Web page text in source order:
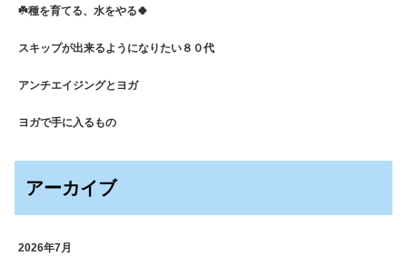
☘️種を育てる、水をやる🍀
スキップが出来るようになりたい８０代
アンチエイジングとヨガ
ヨガで手に入るもの
アーカイブ
2026年7月